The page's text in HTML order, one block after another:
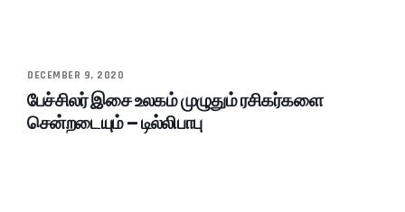
DECEMBER 9, 2020
பேச்சிலர் இசை உலகம் முழுதும் ரசிகர்களை
சென்றடையும் – டில்லிபாபு